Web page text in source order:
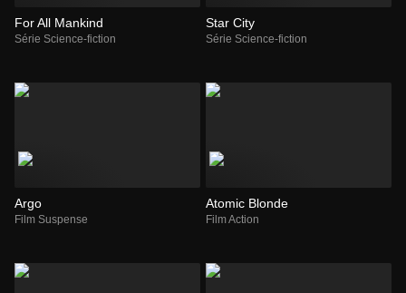
For All Mankind
Série Science-fiction
Star City
Série Science-fiction
Argo
Film Suspense
Atomic Blonde
Film Action